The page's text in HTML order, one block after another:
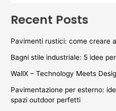
Recent Posts
Pavimenti rustici: come creare
Bagni stile industriale: 5 idee
WallX – Technology Meets
Pavimentazione per esterno:
spazi outdoor perfetti